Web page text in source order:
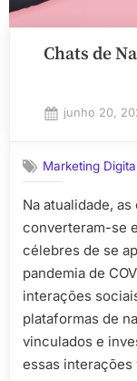
Chats de
Posted
junho 20,
Marketing
Na atualidade,
converteram-se
célebres de se
pandemia de
interações
plataformas de
vinculados e
essas